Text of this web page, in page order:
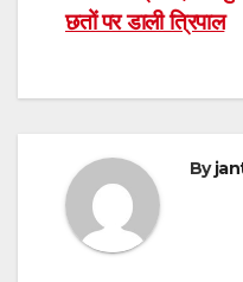
छतों पर डाली त्रिपाल
By